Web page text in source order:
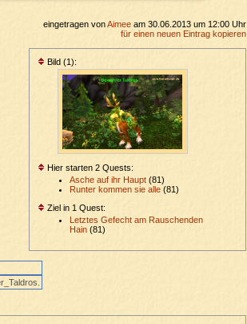
eingetragen vonAimee am 30.06.2013 um 12:00 Uhr
für einen neuen Eintrag kopieren
Bild (1):
Hier starten 2 Quests:
Asche auf ihr Haupt (81)
Runter kommen sie alle (81)
Ziel in 1 Quest:
Letztes Gefecht am Rauschenden
Hain (81)